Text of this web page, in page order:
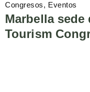
Congresos Eventos
Marbella
Tourism